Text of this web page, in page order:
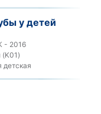
у детей
- 2016
детская